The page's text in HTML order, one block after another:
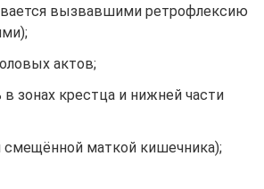
вызвавшими ретрофлексию
актов;
зонах крестца и нижней части
смещённой маткой кишечника);